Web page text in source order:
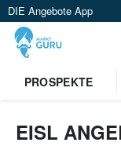
DIE Angebote App
PROSPEKTE
EISL